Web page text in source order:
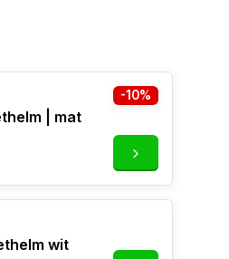
| mat
-10%
wit